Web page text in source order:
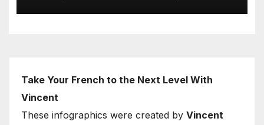
Take Your French to the Next Level With
Vincent
These infographics were created by Vincent